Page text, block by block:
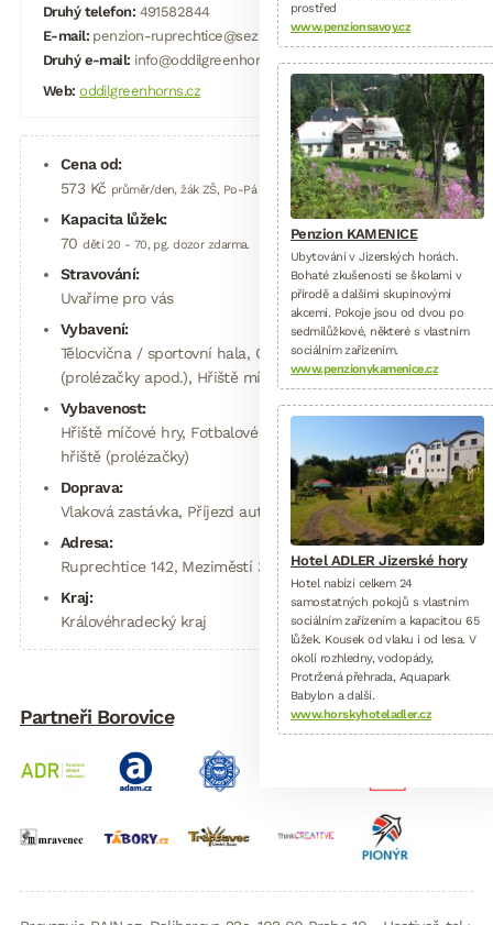
Druhý telefon: 491582844
E-mail: penzion-ruprechtice@seznam.cz
Druhý e-mail: info@oddilgreenhorns.cz
Web: oddilgreenhorns.cz
Cena od:
573 Kč průměr/den, žák ZŠ, Po-Pá
Kapacita lůžek:
70dětí 20 - 70, pg. dozor zdarma.
Stravování:
Uvaříme pro vás
Vybavení:
Tělocvična / sportovní hala, Ohniště, Dětské hřiště
(prolézačky apod.), Hřiště míčové hry, Fotbalové hřiště
Vybavenost:
Hřiště míčové hry, Fotbalové hřiště, Ohniště, Dětské
hřiště (prolézačky)
Doprava:
Vlaková zastávka, Příjezd autem, parkování
Adresa:
Ruprechtice 142, Meziměstí 3., 549 83
Kraj:
Královéhradecký kraj
Partneři Borovice
prostřed
www.penzionsavoy.cz
Penzion KAMENICE
Ubytování v Jizerských horách.
Bohaté zkušenosti se školami v
přírodě a dalšími skupinovými
akcemi. Pokoje jsou od dvou po
sedmilůžkové, některé s vlastním
sociálním zařízením.
www.penzionykamenice.cz
Hotel ADLER Jizerské hory
Hotel nabízí celkem 24
samostatných pokojů s vlastním
sociálním zařízením a kapacitou 65
lůžek. Kousek od vlaku i od lesa. V
okolí rozhledny, vodopády,
Protržená přehrada, Aquapark
Babylon a další.
www.horskyhoteladler.cz